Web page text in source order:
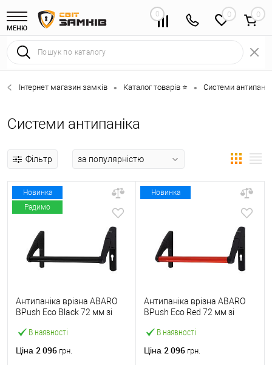
МЕНЮ
0 0
Інтернет магазин замків • Каталог товарів ⭐ • Системи
Системи антипаніка
Фільтр
Новинка
Радимо
В наявності
Антипаніка врізна ABARO
BPush Eco Black 72 мм зі
Ціна 2 096 грн.
Новинка
В наявності
Антипаніка врізна ABARO
BPush Eco Red 72 мм зі
Ціна 2 096 грн.